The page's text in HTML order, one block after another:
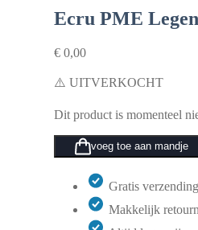
Ecru PME
€0,00
⚠️ UITVERKOCHT
Dit product is momenteel
voeg toe aan mandje
Gratis
Makkelijk